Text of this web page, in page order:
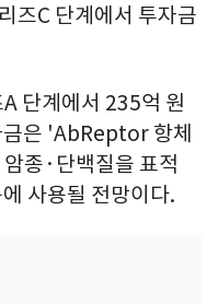
즈C 단계에서 투자금
단계에서 235억 원
금은 'AbReptor 항체
종·단백질을 표적
사용될 전망이다.